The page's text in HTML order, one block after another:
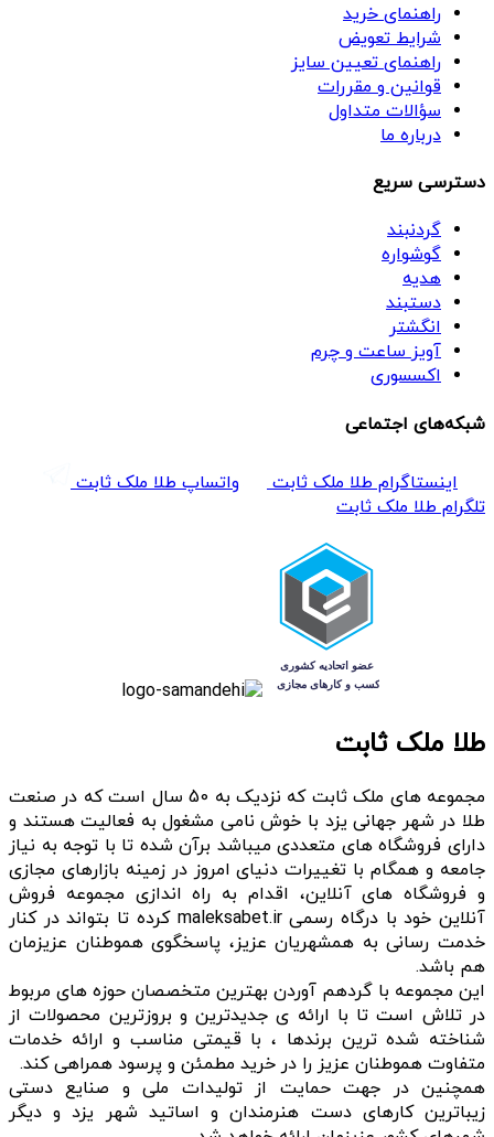
راهنمای خرید
شرایط تعویض
راهنمای تعیین سایز
قوانین و مقررات
سؤالات متداول
درباره ما
دسترسی سریع
گردنبند
گوشواره
هدیه
دستبند
انگشتر
آویز ساعت و چرم
اکسسوری
شبکه‌های اجتماعی
اینستاگرام طلا ملک ثابت
واتساپ طلا ملک ثابت
تلگرام طلا ملک ثابت
طلا ملک ثابت
مجموعه های ملک ثابت که نزدیک به 50 سال است که در صنعت
طلا در شهر جهانی یزد با خوش نامی مشغول به فعالیت هستند و
دارای فروشگاه های متعددی میباشد برآن شده تا با توجه به نیاز
جامعه و همگام با تغییرات دنیای امروز در زمینه بازارهای مجازی
و فروشگاه های آنلاین، اقدام به راه اندازی مجموعه فروش
آنلاین خود با درگاه رسمی maleksabet.ir کرده تا بتواند در کنار
خدمت رسانی به همشهریان عزیز، پاسخگوی هموطنان عزیزمان
هم باشد.
این مجموعه با گردهم آوردن بهترین متخصصان حوزه های مربوط
در تلاش است تا با ارائه ی جدیدترین و بروزترین محصولات از
شناخته شده ترین برندها ، با قیمتی مناسب و ارائه خدمات
متفاوت هموطنان عزیز را در خرید مطمئن و پرسود همراهی کند.
همچنین در جهت حمایت از تولیدات ملی و صنایع دستی
زیباترین کارهای دست هنرمندان و اساتید شهر یزد و دیگر